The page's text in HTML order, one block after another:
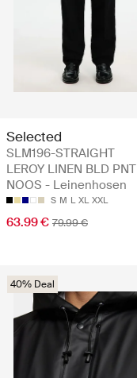
Selected
SLM196-STRAIGHT
LEROY LINEN BLD PNT
NOOS - Leinenhosen
S M L XL XXL
63.99 € 79.99 €
40% Deal